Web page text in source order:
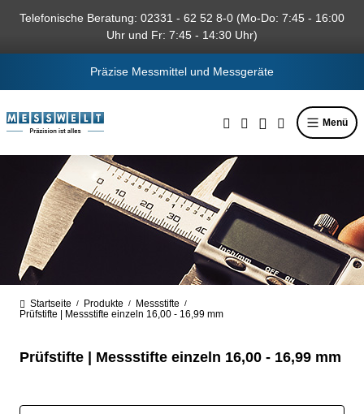
springen
Telefonische Beratung: 02331 - 62 52 8-0 (Mo-Do: 7:45 - 16:00
Uhr und Fr: 7:45 - 14:30 Uhr)
Präzise Messmittel und Messgeräte
Menü
Startseite / Produkte / Messstifte /
Prüfstifte | Messstifte einzeln 16,00 - 16,99 mm
Prüfstifte | Messstifte einzeln 16,00 - 16,99 mm